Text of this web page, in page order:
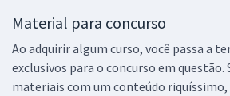
Material para concurso
Ao adquirir algum curso, você passa a
exclusivos para o concurso em questão.
materiais com um conteúdo